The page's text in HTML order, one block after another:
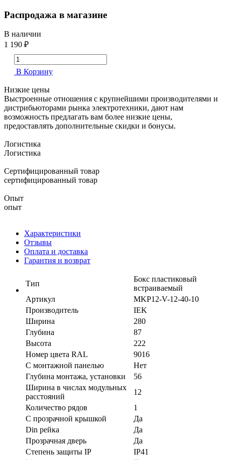
Распродажа в магазине
В наличии
1 190 ₽
В Корзину
Низкие цены
Выстроенные отношения с крупнейшими производителями и
дистрибьюторами рынка электротехники, дают нам
возможность предлагать вам более низкие цены,
предоставлять дополнительные скидки и бонусы.
Логистика
Логистика
Сертифицированный товар
сертифицированный товар
Опыт
опыт
Характеристики
Отзывы
Оплата и доставка
Гарантия и возврат
Тип
Бокс пластиковый
встраиваемый
Артикул
MKP12-V-12-40-10
Производитель
IEK
Ширина
280
Глубина
87
Высота
222
Номер цвета RAL
9016
С монтажной панелью
Нет
Глубина монтажа, установки
56
Ширина в числах модульных
расстояний
12
Количество рядов
1
С прозрачной крышкой
Да
Din рейка
Да
Прозрачная дверь
Да
Степень защиты IP
IP41